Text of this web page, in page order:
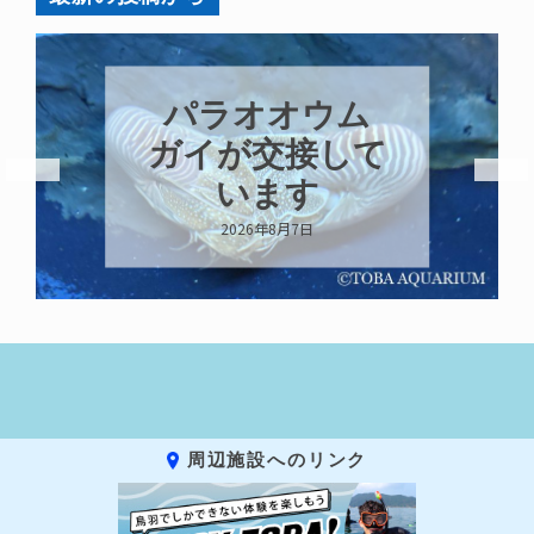
パラオオウム
ガイが交接して
います
2026年8月7日
周辺施設へのリンク